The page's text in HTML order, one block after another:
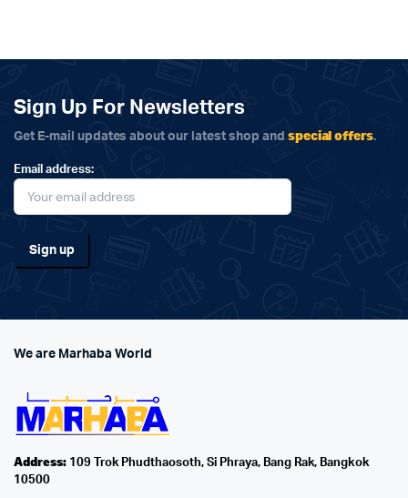
Sign Up For Newsletters
Get E-mail updates about our latest shop and special offers.
Email address:
We are Marhaba World
Address:109 Trok Phudthaosoth, Si Phraya, Bang Rak, Bangkok
10500